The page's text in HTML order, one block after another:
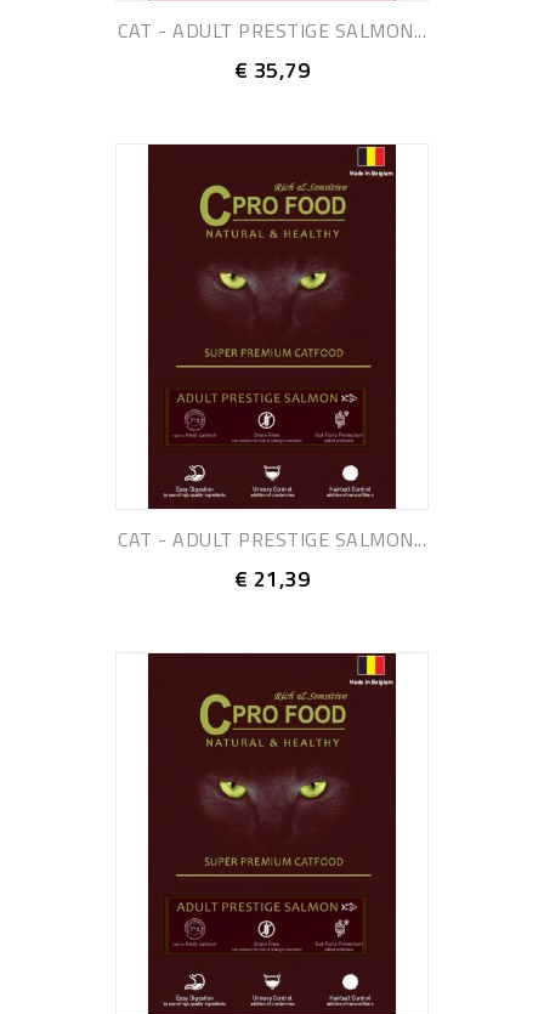
CAT - ADULT PRESTIGE SALMON...
€ 35,79
CAT - ADULT PRESTIGE SALMON...
€ 21,39